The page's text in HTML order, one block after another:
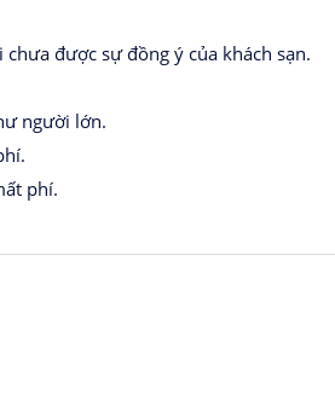
được sự đồng ý của khách sạn.
người lớn.
phí.